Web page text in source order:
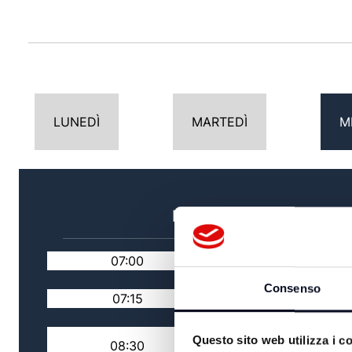
Consenso
Questo sito web utilizza i
LUNEDÌ MARTEDÌ
MATTINA
07:00
07:15
08:30
#FOCUS / FACCIA A